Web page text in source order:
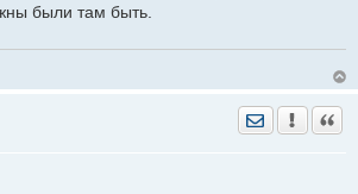
были там быть.
Отправить